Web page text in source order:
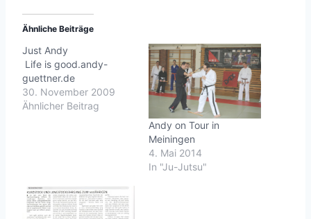
Ähnliche Beiträge
Just Andy
Life is good.andy-
guettner.de
30. November 2009
Ähnlicher Beitrag
Andy on Tour in
Meiningen
4. Mai 2014
In "Ju-Jutsu"